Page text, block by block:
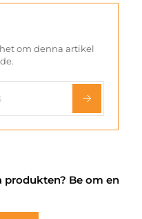
om denna artikel
produkten? Be om en